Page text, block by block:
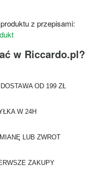
z przepisami:
w Riccardo.pl?
OD 199 ZŁ
W 24H
LUB ZWROT
ZAKUPY